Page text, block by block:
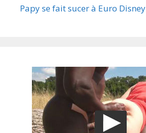
Papy se fait sucer à Euro Disney